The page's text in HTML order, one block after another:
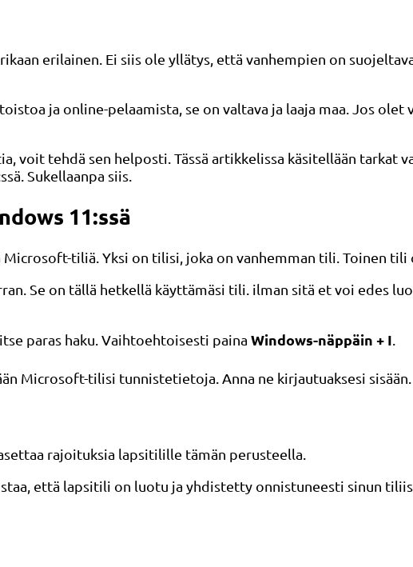
erilainen. Ei siis ole yllätys, että vanhempien on
ja online-pelaamista, se on valtava ja laaja maa. Jos olet
voit tehdä sen helposti. Tässä artikkelissa käsitellään tarkat
Sukellaanpa siis.
11:ssä
tiliä. Yksi on tilisi, joka on vanhemman tili. Toinen
Se on tällä hetkellä käyttämäsi tili. ilman sitä et voi edes
paras haku. Vaihtoehtoisesti paina Windows-näppäin + I
Microsoft-tilisi tunnistetietoja. Anna ne kirjautuaksesi sisään.
rajoituksia lapsitilille tämän perusteella.
että lapsitili on luotu ja yhdistetty onnistuneesti sinun